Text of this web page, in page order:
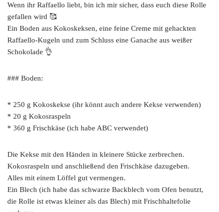
Wenn ihr Raffaello liebt, bin ich mir sicher, dass euch diese Rolle
gefallen wird 🥰
Ein Boden aus Kokoskeksen, eine feine Creme mit gehackten
Raffaello-Kugeln und zum Schluss eine Ganache aus weißer
Schokolade 👌
### Boden:
* 250 g Kokoskekse (ihr könnt auch andere Kekse verwenden)
* 20 g Kokosraspeln
* 360 g Frischkäse (ich habe ABC verwendet)
Die Kekse mit den Händen in kleinere Stücke zerbrechen.
Kokosraspeln und anschließend den Frischkäse dazugeben.
Alles mit einem Löffel gut vermengen.
Ein Blech (ich habe das schwarze Backblech vom Ofen benutzt,
die Rolle ist etwas kleiner als das Blech) mit Frischhaltefolie